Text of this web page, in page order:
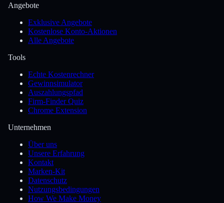
Angebote
Exklusive Angebote
Kostenlose Konto-Aktionen
Alle Angebote
Tools
Echte Kostenrechner
Gewinnsimulator
Auszahlungspfad
Firm-Finder Quiz
Chrome Extension
Unternehmen
Über uns
Unsere Erfahrung
Kontakt
Marken-Kit
Datenschutz
Nutzungsbedingungen
How We Make Money